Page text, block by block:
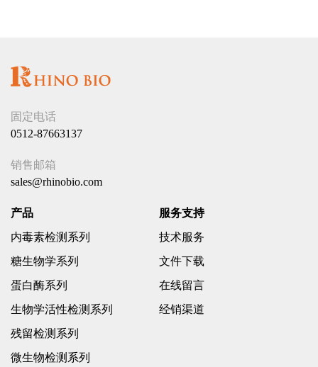
固定电话
0512-87663137
销售邮箱
sales@rhinobio.com
产品
内毒素检测系列
糖生物学系列
蛋白酶系列
生物学活性检测系列
残留检测系列
微生物检测系列
服务支持
技术服务
文件下载
在线留言
经销渠道